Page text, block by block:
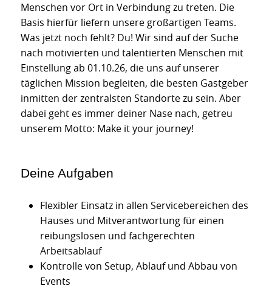
Menschen vor Ort in Verbindung zu treten. Die
Basis hierfür liefern unsere großartigen Teams.
Was jetzt noch fehlt? Du! Wir sind auf der Suche
nach motivierten und talentierten Menschen mit
Einstellung ab 01.10.26, die uns auf unserer
täglichen Mission begleiten, die besten Gastgeber
inmitten der zentralsten Standorte zu sein. Aber
dabei geht es immer deiner Nase nach, getreu
unserem Motto: Make it your journey!
Deine Aufgaben
Flexibler Einsatz in allen Servicebereichen des
Hauses und Mitverantwortung für einen
reibungslosen und fachgerechten
Arbeitsablauf
Kontrolle von Setup, Ablauf und Abbau von
Events